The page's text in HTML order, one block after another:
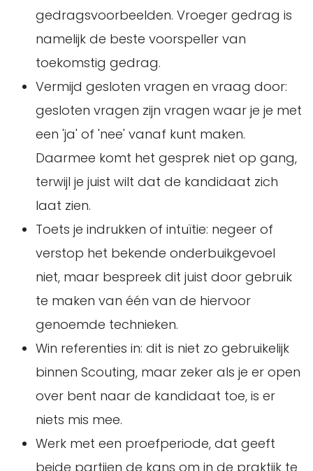
gedragsvoorbeelden. Vroeger gedrag is
namelijk de beste voorspeller van
toekomstig gedrag.
Vermijd gesloten vragen en vraag door:
gesloten vragen zijn vragen waar je je met
een 'ja' of 'nee' vanaf kunt maken.
Daarmee komt het gesprek niet op gang,
terwijl je juist wilt dat de kandidaat zich
laat zien.
Toets je indrukken of intuïtie: negeer of
verstop het bekende onderbuikgevoel
niet, maar bespreek dit juist door gebruik
te maken van één van de hiervoor
genoemde technieken.
Win referenties in: dit is niet zo gebruikelijk
binnen Scouting, maar zeker als je er open
over bent naar de kandidaat toe, is er
niets mis mee.
Werk met een proefperiode, dat geeft
beide partijen de kans om in de praktijk te